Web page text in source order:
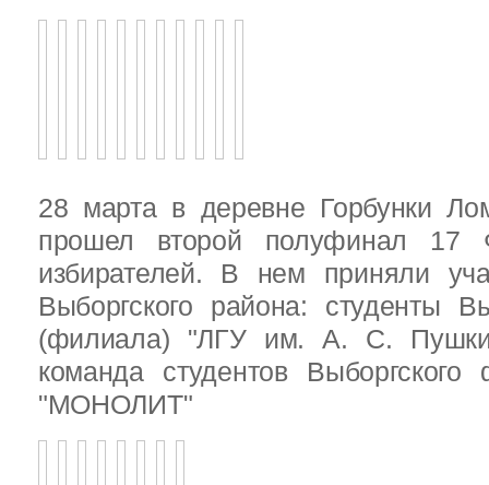
28 марта в деревне Горбунки
прошел второй полуфинал 17
избирателей. В нем приняли
Выборгского района: студенты
(филиала) "ЛГУ им. А. С.
команда студентов
"МОНОЛИТ"